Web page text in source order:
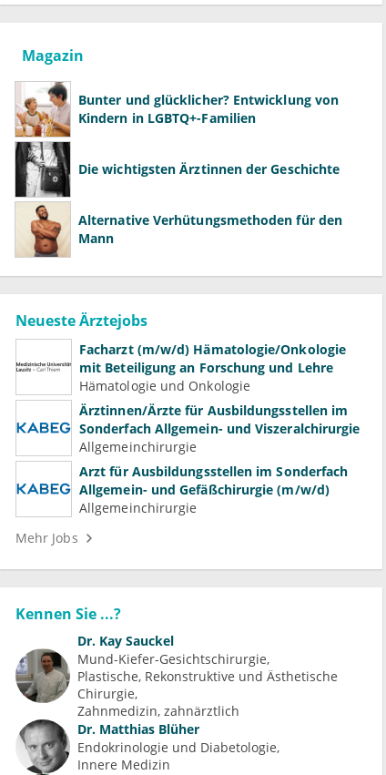
Magazin
Bunter und glücklicher? Entwicklung von
Kindern in LGBTQ+-Familien
Die wichtigsten Ärztinnen der Geschichte
Alternative Verhütungsmethoden für den
Mann
Neueste Ärztejobs
Facharzt (m/w/d) Hämatologie/Onkologie
mit Beteiligung an Forschung und Lehre
Hämatologie und Onkologie
Ärztinnen/Ärzte für Ausbildungsstellen im
Sonderfach Allgemein- und Viszeralchirurgie
Allgemeinchirurgie
Arzt für Ausbildungsstellen im Sonderfach
Allgemein- und Gefäßchirurgie (m/w/d)
Allgemeinchirurgie
Mehr Jobs
Kennen Sie ...?
Dr. Kay Sauckel
Mund-Kiefer-Gesichtschirurgie
Plastische, Rekonstruktive und Ästhetische
Chirurgie
Zahnmedizin, zahnärztlich
Dr. Matthias Blüher
Endokrinologie und Diabetologie
Innere Medizin